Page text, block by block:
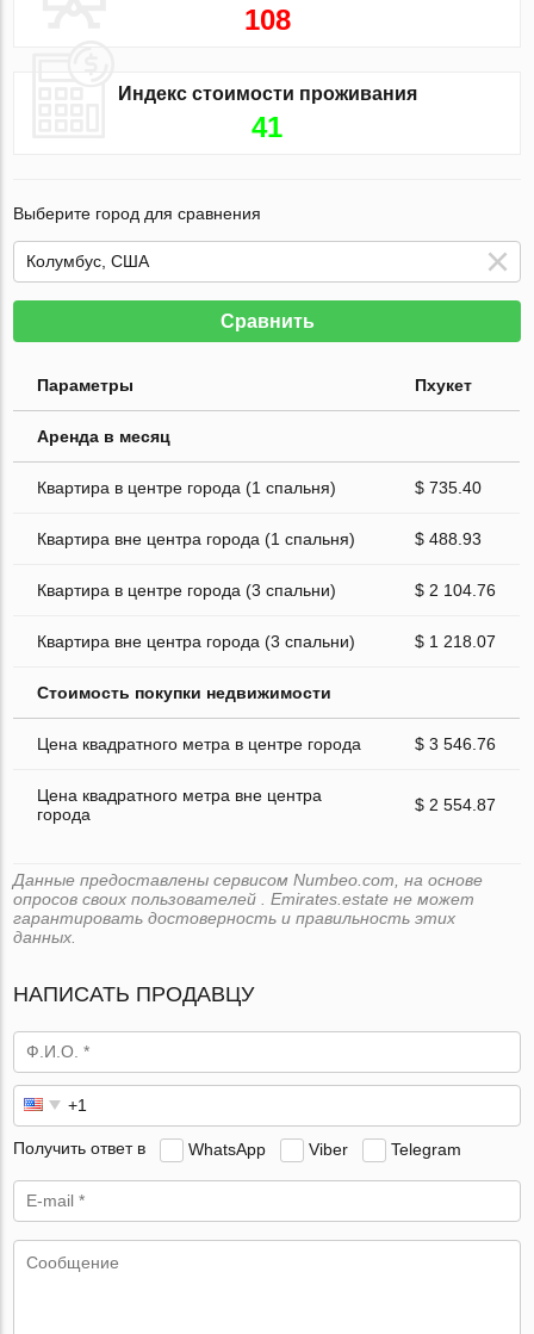
108
Индекс стоимости проживания
41
Выберите город для сравнения
Сравнить
Параметры Пхукет
Аренда в месяц
Квартира в центре города (1 спальня) $ 735.40
Квартира вне центра города (1 спальня) $ 488.93
Квартира в центре города (3 спальни) $ 2 104.76
Квартира вне центра города (3 спальни) $ 1 218.07
Стоимость покупки недвижимости
Цена квадратного метра в центре города $ 3 546.76
Цена квадратного метра вне центра
города
$ 2 554.87
Данные предоставлены сервисом Numbeo.com, на основе
опросов своих пользователей . Emirates.estate не может
гарантировать достоверность и правильность этих
данных.
НАПИСАТЬ ПРОДАВЦУ
Получить ответ в WhatsApp Viber Telegram